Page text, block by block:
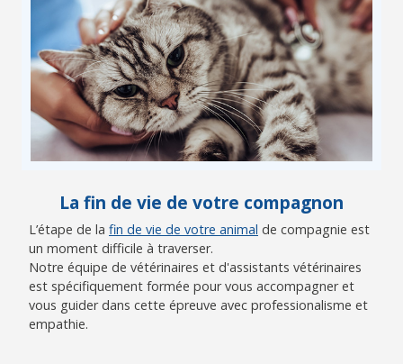
La fin de vie de votre compagnon
L’étape de la fin de vie de votre animal de compagnie est
un moment difficile à traverser.
Notre équipe de vétérinaires et d'assistants vétérinaires
est spécifiquement formée pour vous accompagner et
vous guider dans cette épreuve avec professionalisme et
empathie.